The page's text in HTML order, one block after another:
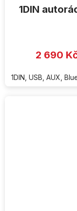
1DIN
2 690
1DIN, USB, AUX,